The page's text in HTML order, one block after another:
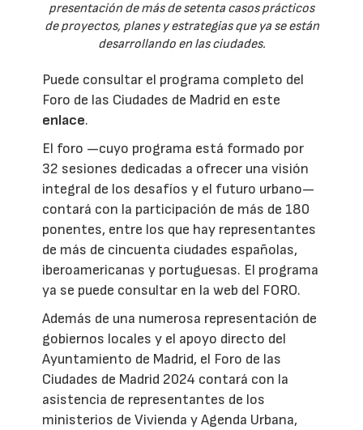
presentación de más de setenta casos prácticos
de proyectos, planes y estrategias que ya se están
desarrollando en las ciudades.
Puede consultar el programa completo del
Foro de las Ciudades de Madrid en este
enlace.
El foro —cuyo programa está formado por
32 sesiones dedicadas a ofrecer una visión
integral de los desafíos y el futuro urbano—
contará con la participación de más de 180
ponentes, entre los que hay representantes
de más de cincuenta ciudades españolas,
iberoamericanas y portuguesas. El programa
ya se puede consultar en la web del FORO.
Además de una numerosa representación de
gobiernos locales y el apoyo directo del
Ayuntamiento de Madrid, el Foro de las
Ciudades de Madrid 2024 contará con la
asistencia de representantes de los
ministerios de Vivienda y Agenda Urbana,